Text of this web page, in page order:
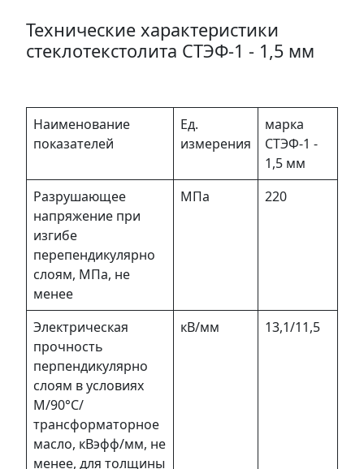
Технические характеристики
стеклотекстолита СТЭФ-1 - 1,5 мм
Наименование
показателей
Ед.
измерения
марка
СТЭФ-1 -
1,5 мм
Разрушающее
напряжение при
изгибе
перепендикулярно
слоям, МПа, не
менее
МПа 220
Электрическая
прочность
перпендикулярно
слоям в условиях
М/90°C/
трансформаторное
масло, кВэфф/мм, не
менее, для толщины
кВ/мм 13,1/11,5